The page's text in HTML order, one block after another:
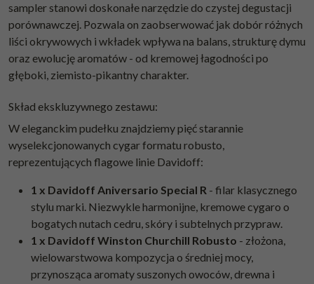
sampler stanowi doskonałe narzędzie do czystej degustacji
porównawczej. Pozwala on zaobserwować jak dobór różnych
liści okrywowych i wkładek wpływa na balans, strukturę dymu
oraz ewolucję aromatów - od kremowej łagodności po
głęboki, ziemisto-pikantny charakter.
Skład ekskluzywnego zestawu:
W eleganckim pudełku znajdziemy pięć starannie
wyselekcjonowanych cygar formatu robusto,
reprezentujących flagowe linie Davidoff:
1 x Davidoff Aniversario Special R - filar klasycznego
stylu marki. Niezwykle harmonijne, kremowe cygaro o
bogatych nutach cedru, skóry i subtelnych przypraw.
1 x Davidoff Winston Churchill Robusto - złożona,
wielowarstwowa kompozycja o średniej mocy,
przynosząca aromaty suszonych owoców, drewna i